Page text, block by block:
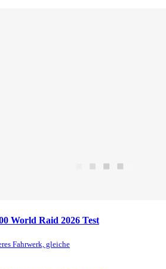
World Raid 2026 Test
Fahrwerk, gleiche